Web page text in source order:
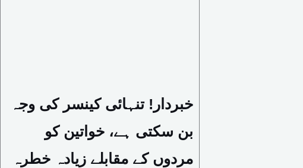
خبردار! تنہائی کینسر کی وجہ
بن سکتی ہے، خواتین کو
مردوں کے مقابلے زیادہ خطرہ